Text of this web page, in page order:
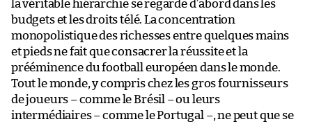
la véritable hiérarchie se regarde d’abord dans les
budgets et les droits télé. La concentration
monopolistique des richesses entre quelques mains
et pieds ne fait que consacrer la réussite et la
prééminence du football européen dans le monde.
Tout le monde, y compris chez les gros fournisseurs
de joueurs – comme le Brésil – ou leurs
intermédiaires – comme le Portugal –, ne peut que se